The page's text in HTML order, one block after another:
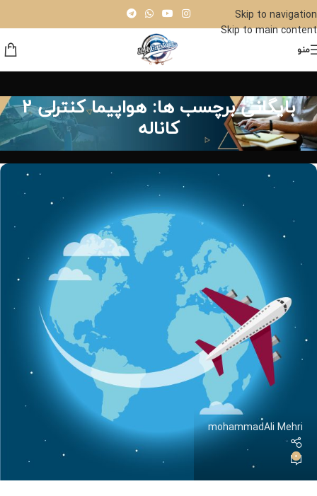
Skip to navigation
Skip to main content
منو
بایگانی برچسب ها: هواپیما کنترلی 2
کاناله
mohammadAli Mehri
0